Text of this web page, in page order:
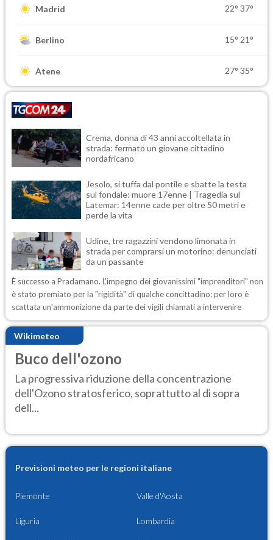
Madrid 22° 37°
Berlino 15° 21°
Atene 27° 35°
Crema, donna di 43 anni accoltellata in
strada: fermato un giovane cittadino
nordafricano
Jesolo, si tuffa dal pontile e sbatte la testa
sul fondale: muore 17enne | Tragedia sul
Latemar: 14enne cade per oltre 50 metri e
perde la vita
Udine, tre ragazzini vendono limonata in
strada per comprarsi un motorino: denunciati
da un passante
È successo a Pradamano. L'impegno dei giovanissimi "imprenditori" non
è stato premiato per la "rigidità" di qualche concittadino: per loro è
scattata un'ammonizione da parte dei vigili chiamati a intervenire
Wikimeteo
Buco dell'ozono
La progressiva riduzione della concentrazione
dell'Ozono stratosferico, soprattutto al di sopra
dell...
Previsioni meteo per le regioni italiane
Piemonte Valle d'Aosta
Liguria Lombardia